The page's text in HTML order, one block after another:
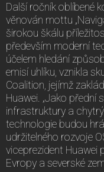
Další ročník oblíbené
věnován mottu
širokou škálu
především moderní
účelem hledání
emisí uhlíku, vznikla
Coalition, jejímž
Huawei. „Jako přední
infrastruktury a
technologie budou
udržitelného rozvoje
viceprezident Huawei
Evropy a severské